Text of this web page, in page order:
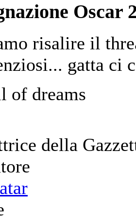
Oscar
risalire il
gatta ci
of dreams
della